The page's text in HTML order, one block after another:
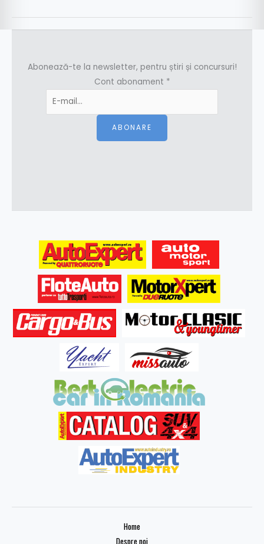
Abonează-te la newsletter, pentru știri și concursuri!
Cont abonament *
ABONARE
Home
Despre noi